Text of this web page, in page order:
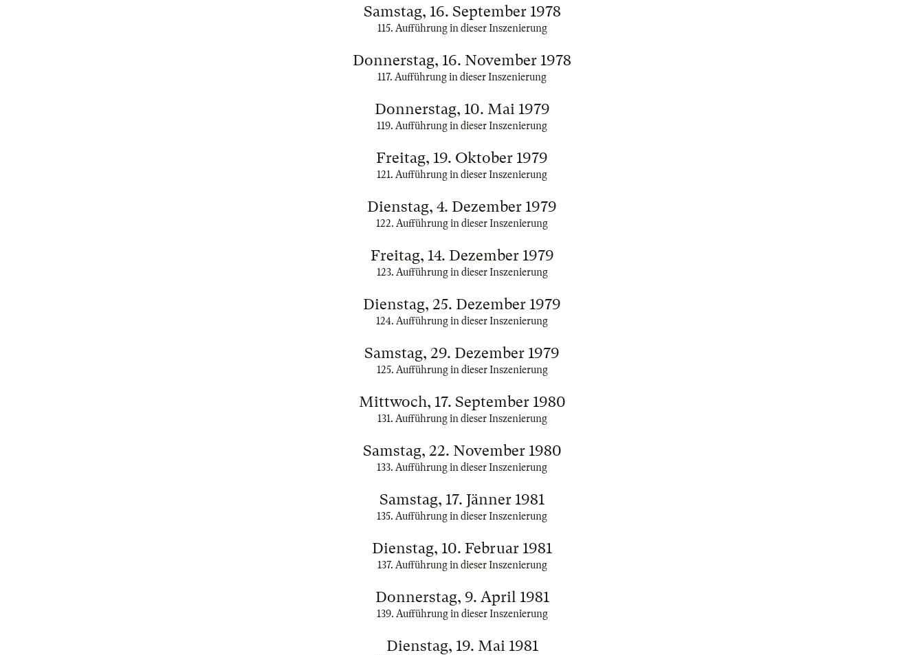
Samstag, 16. September 1978
115. Aufführung in dieser Inszenierung
Donnerstag, 16. November 1978
117. Aufführung in dieser Inszenierung
Donnerstag, 10. Mai 1979
119. Aufführung in dieser Inszenierung
Freitag, 19. Oktober 1979
121. Aufführung in dieser Inszenierung
Dienstag, 4. Dezember 1979
122. Aufführung in dieser Inszenierung
Freitag, 14. Dezember 1979
123. Aufführung in dieser Inszenierung
Dienstag, 25. Dezember 1979
124. Aufführung in dieser Inszenierung
Samstag, 29. Dezember 1979
125. Aufführung in dieser Inszenierung
Mittwoch, 17. September 1980
131. Aufführung in dieser Inszenierung
Samstag, 22. November 1980
133. Aufführung in dieser Inszenierung
Samstag, 17. Jänner 1981
135. Aufführung in dieser Inszenierung
Dienstag, 10. Februar 1981
137. Aufführung in dieser Inszenierung
Donnerstag, 9. April 1981
139. Aufführung in dieser Inszenierung
Dienstag, 19. Mai 1981